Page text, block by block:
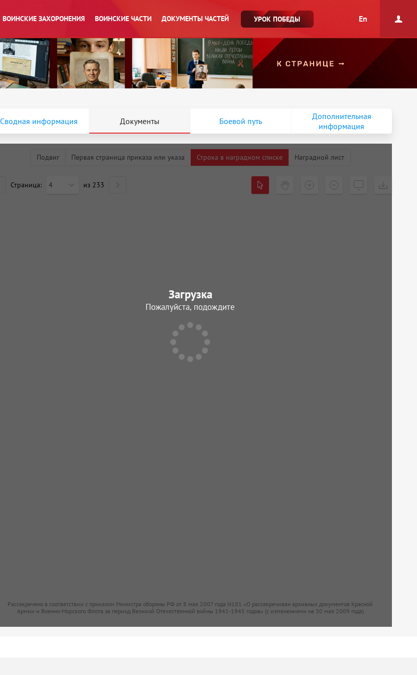
ВОИНСКИЕ ЗАХОРОНЕНИЯ ВОИНСКИЕ ЧАСТИ ДОКУМЕНТЫ ЧАСТЕЙ УРОК ПОБЕДЫ En
Сводная информация Документы Боевой путь
Дополнительная
информация
Подвиг Первая страница приказа или указа Строка в наградном списке Наградной лист
Страница: 4 из 233
Рассекречено в соответствии с приказом Министра обороны РФ от 8 мая 2007 года N181 «О рассекречиван архивных документов Красной
Армии и Военно-Морского Флота за период Великой Отечественной войны 1941-1945 годов» (с изменениями на 30 мая 2009 года)
Загрузка
Пожалуйста, подождите